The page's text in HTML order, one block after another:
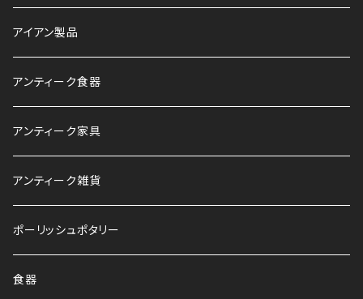
アイアン製品
アンティーク食器
アンティーク家具
アンティーク雑貨
ポーリッシュポタリー
食器